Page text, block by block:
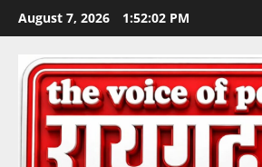
Skip
to
content
August 7, 2026 1:52:04 PM